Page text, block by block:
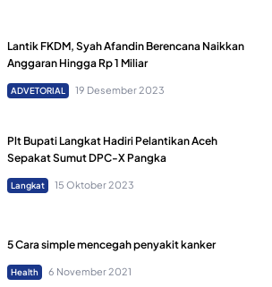
Lantik FKDM, Syah Afandin Berencana Naikkan
Anggaran Hingga Rp 1 Miliar
ADVETORIAL 19 Desember 2023
Plt Bupati Langkat Hadiri Pelantikan Aceh
Sepakat Sumut DPC-X Pangka
Langkat 15 Oktober 2023
5 Cara simple mencegah penyakit kanker
Health 6 November 2021